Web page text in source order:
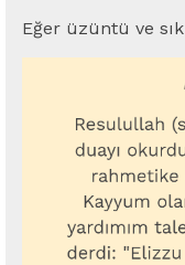
Eğer üzüntü ve